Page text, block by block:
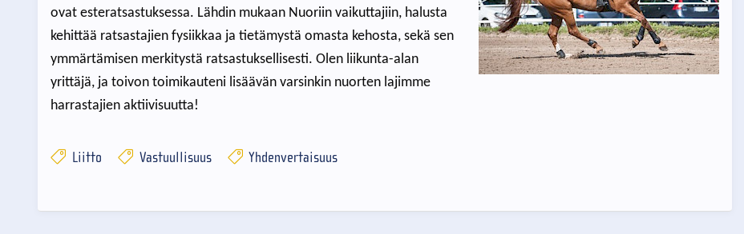
ovat esteratsastuksessa. Lähdin mukaan Nuoriin vaikuttajiin, halusta
kehittää ratsastajien fysiikkaa ja tietämystä omasta kehosta, sekä sen
ymmärtämisen merkitystä ratsastuksellisesti. Olen liikunta-alan
yrittäjä, ja toivon toimikauteni lisäävän varsinkin nuorten lajimme
harrastajien aktiivisuutta!
Liitto Vastuullisuus Yhdenvertaisuus